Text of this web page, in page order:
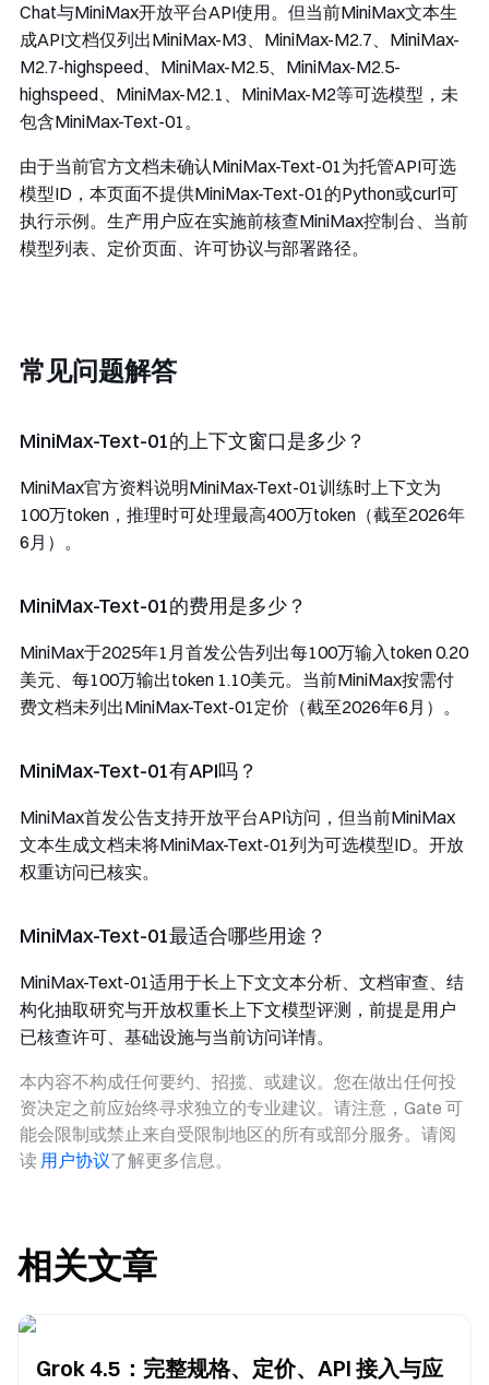
Chat与MiniMax开放平台API使用。但当前MiniMax文本生
成API文档仅列出MiniMax-M3、 MiniMax-M2.7、 MiniMax-
M2.7-highspeed、 MiniMax-M2.5、 MiniMax-M2.5-
highspeed、 MiniMax-M2.1 、 MiniMax-M2等可选模型，未
包含MiniMax-Text-01。
由于当前官方文档未确认MiniMax-Text-01为托管API可选
模型ID，本页面不提供MiniMax-Text-01的Python或curl可
执行示例。生产用户应在实施前核查MiniMax控制台、当前
模型列表、定价页面、许可协议与部署路径。
常见问题解答
MiniMax-Text-01的上下文窗口是多少？
MiniMax官方资料说明MiniMax-Text-01训练时上下文为
100万token，推理时可处理最高400万token（截至2026年
6月）。
MiniMax-Text-01的费用是多少？
MiniMax于2025年1月首发公告列出每100万输入token 0.20
美元、每100万输出token 1.10美元。当前MiniMax按需付
费文档未列出MiniMax-Text-01定价（截至2026年6月）。
MiniMax-Text-01有API吗？
MiniMax首发公告支持开放平台API访问，但当前MiniMax
文本生成文档未将MiniMax-Text-01列为可选模型ID。开放
权重访问已核实。
MiniMax-Text-01最适合哪些用途？
MiniMax-Text-01适用于长上下文文本分析、文档审查、结
构化抽取研究与开放权重长上下文模型评测，前提是用户
已核查许可、基础设施与当前访问详情。
本内容不构成任何要约、招揽、或建议。您在做出任何投
资决定之前应始终寻求独立的专业建议。请注意，Gate 可
能会限制或禁止来自受限制地区的所有或部分服务。请阅
读 用户协议了解更多信息。
相关文章
Grok 4.5：完整规格、定价、API 接入与应